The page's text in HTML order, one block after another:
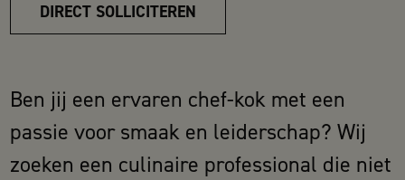
DIRECT SOLLICITEREN
Ben jij een ervaren chef-kok met een
passie voor smaak en leiderschap? Wij
zoeken een culinaire professional die niet